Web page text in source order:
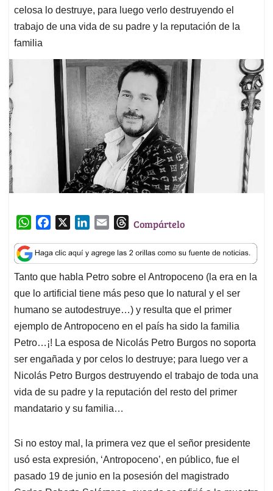
celosa lo destruye, para luego verlo destruyendo el
trabajo de una vida de su padre y la reputación de la
familia
W
a
t
s
A
p
p
c
e
b
o
o
k
n
k
e
d
I
n
a
i
l
T
r
e
a
d
s
Compártelo
Tanto que habla Petro sobre el Antropoceno (la era en la
que lo artificial tiene más peso que lo natural y el ser
humano se autodestruye…) y resulta que el primer
ejemplo de Antropoceno en el país ha sido la familia
Petro…¡! La esposa de Nicolás Petro Burgos no soporta
ser engañada y por celos lo destruye; para luego ver a
Nicolás Petro Burgos destruyendo el trabajo de toda una
vida de su padre y la reputación del resto del primer
mandatario y su familia…
Si no estoy mal, la primera vez que el señor presidente
usó esta expresión, ‘Antropoceno’, en público, fue el
pasado 19 de junio en la posesión del magistrado